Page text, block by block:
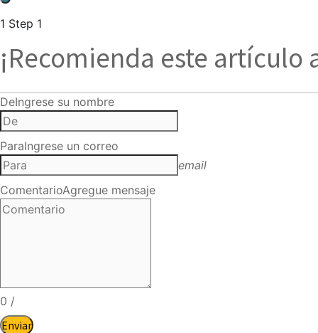
1 Step 1
¡Recomienda este artículo
DeIngrese su nombre
ParaIngrese un correo
email
ComentarioAgregue mensaje
0 /
Enviar